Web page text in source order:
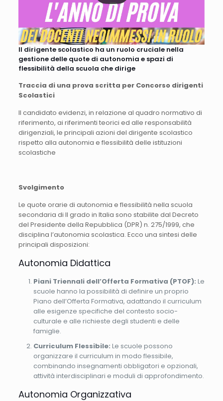
Il dirigente scolastico ha un ruolo cruciale nella
gestione delle quote di autonomia e spazi di
flessibilità della scuola che dirige
Traccia di una prova scritta per Concorso dirigenti
Scolastici
Il candidato evidenzi, in relazione al quadro normativo di
riferimento, ai riferimenti teorici ed alle responsabilità
dirigenziali, le principali azioni del dirigente scolastico
rispetto alla autonomia e flessibilità delle istituzioni
scolastiche
Svolgimento
Le quote orarie di autonomia e flessibilità nella scuola
secondaria di II grado in Italia sono stabilite dal Decreto
del Presidente della Repubblica (DPR) n. 275/1999, che
disciplina l’autonomia scolastica. Ecco una sintesi delle
principali disposizioni:
Autonomia Didattica
Piani Triennali dell’Offerta Formativa (PTOF): Le
scuole hanno la possibilità di definire un proprio
Piano dell’Offerta Formativa, adattando il curriculum
alle esigenze specifiche del contesto socio-
culturale e alle richieste degli studenti e delle
famiglie.
Curriculum Flessibile: Le scuole possono
organizzare il curriculum in modo flessibile,
combinando insegnamenti obbligatori e opzionali,
attività interdisciplinari e moduli di approfondimento.
Autonomia Organizzativa